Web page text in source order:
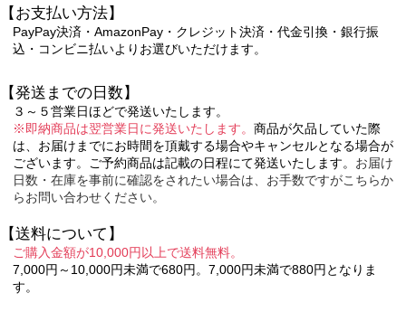
【お支払い方法】
PayPay決済・AmazonPay・クレジット決済・代金引換・銀行振
込・コンビニ払いよりお選びいただけます。
【発送までの日数】
３～５営業日ほどで発送いたします。
※即納商品は翌営業日に発送いたします。 商品が欠品していた際
は、お届けまでにお時間を頂戴する場合やキャンセルとなる場合が
ございます。ご予約商品は記載の日程にて発送いたします。 お届け
日数・在庫を事前に確認をされたい場合は、お手数ですがこちらか
らお問い合わせください。
【送料について】
ご購入金額が10,000円以上で送料無料。
7,000円～10,000円未満で680円。7,000円未満で880円となりま
す。